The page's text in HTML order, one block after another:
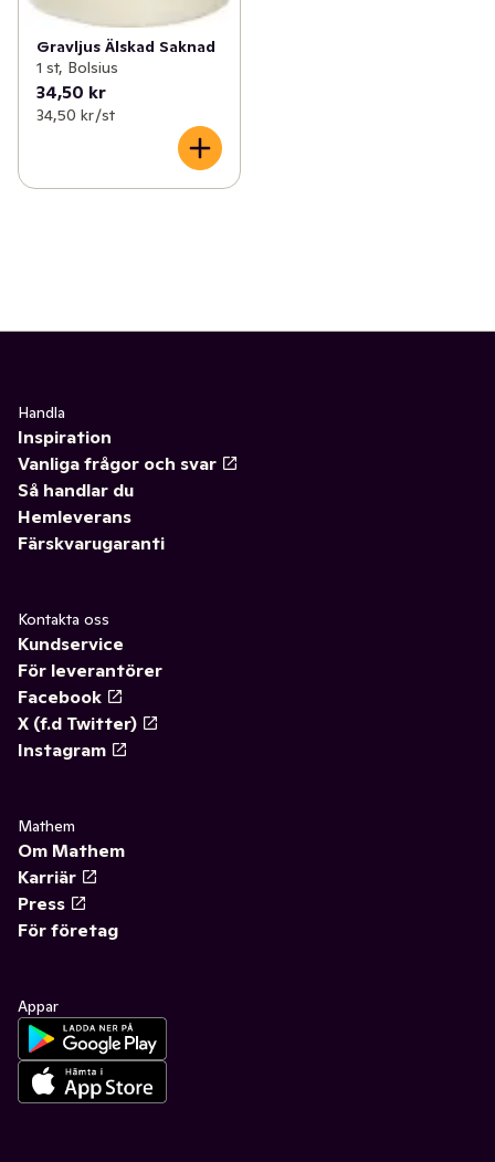
Gravljus Älskad Saknad
1 st, Bolsius
34,50 kr
34,50 kr /st
Handla
Inspiration
Vanliga frågor och svar
Så handlar du
Hemleverans
Färskvarugaranti
Kontakta oss
Kundservice
För leverantörer
Facebook
X (f.d Twitter)
Instagram
Mathem
Om Mathem
Karriär
Press
För företag
Appar